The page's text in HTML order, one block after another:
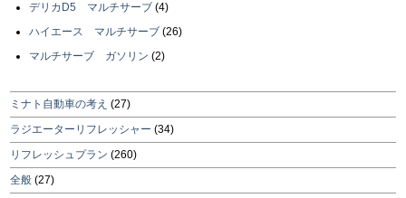
デリカD5 マルチサーブ (4)
ハイエース マルチサーブ (26)
マルチサーブ ガソリン (2)
ミナト自動車の考え (27)
ラジエーターリフレッシャー (34)
リフレッシュプラン (260)
全般 (27)